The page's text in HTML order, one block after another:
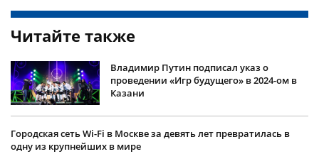
Читайте также
Владимир Путин подписал указ о
проведении «Игр будущего» в 2024-ом в
Казани
Городская сеть Wi-Fi в Москве за девять лет превратилась в
одну из крупнейших в мире